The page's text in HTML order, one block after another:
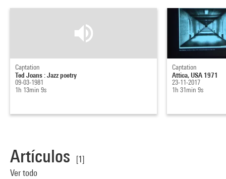
Captation
Ted Joans : Jazz poetry
09-03-1981
1h 13min 9s
Captation
Attica, USA 1971
23-11-2017
1h 31min 9s
Artículos
[1]
Ver todo